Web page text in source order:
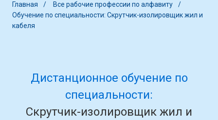
Главная
Все рабочие профессии по алфавиту
Обучение по специальности: Скрутчик-изолировщик жил и
кабеля
Дистанционное обучение по
специальности:
Скрутчик-изолировщик жил и